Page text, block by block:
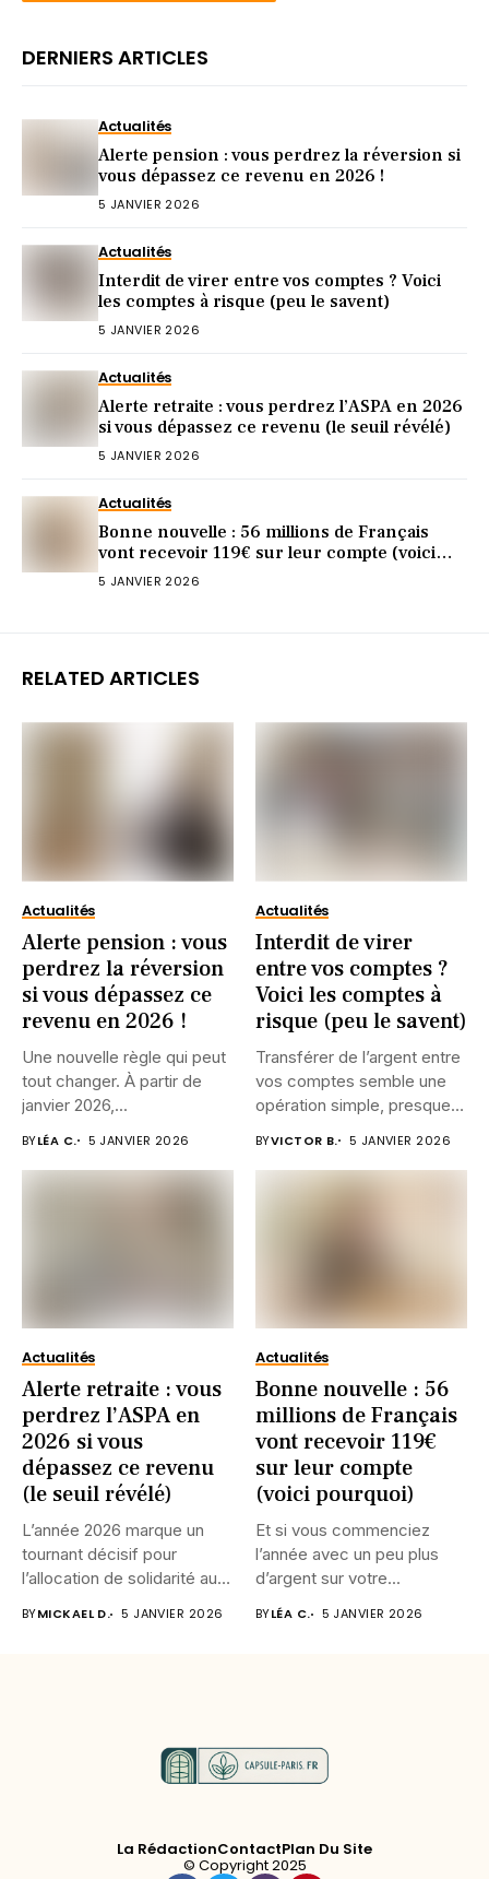
DERNIERS ARTICLES
Actualités
Alerte pension : vous perdrez la réversion si
vous dépassez ce revenu en 2026 !
5 JANVIER 2026
Actualités
Interdit de virer entre vos comptes ? Voici
les comptes à risque (peu le savent)
5 JANVIER 2026
Actualités
Alerte retraite : vous perdrez l’ASPA en 2026
si vous dépassez ce revenu (le seuil révélé)
5 JANVIER 2026
Actualités
Bonne nouvelle : 56 millions de Français
vont recevoir 119€ sur leur compte (voici
pourquoi)
5 JANVIER 2026
RELATED ARTICLES
Actualités
Alerte pension : vous
perdrez la réversion
si vous dépassez ce
revenu en 2026 !
Une nouvelle règle qui peut
tout changer. À partir de
janvier 2026,...
BYLÉA C. 5 JANVIER 2026
Actualités
Interdit de virer
entre vos comptes ?
Voici les comptes à
risque (peu le savent)
Transférer de l’argent entre
vos comptes semble une
opération simple, presque
BYVICTOR B. 5 JANVIER 2026
Actualités
Alerte retraite : vous
perdrez l’ASPA en
2026 si vous
dépassez ce revenu
(le seuil révélé)
L’année 2026 marque un
tournant décisif pour
l’allocation de solidarité aux
BYMICKAEL D. 5 JANVIER 2026
Actualités
Bonne nouvelle : 56
millions de Français
vont recevoir 119€
sur leur compte
(voici pourquoi)
Et si vous commenciez
l’année avec un peu plus
d’argent sur votre...
BYLÉA C. 5 JANVIER 2026
La RédactionContactPlan Du Site
© Copyright 2025